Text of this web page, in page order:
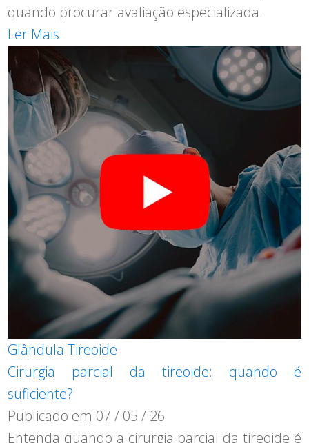
quando procurar avaliação especializada.
Ler Mais
Glândula Tireoide
Cirurgia parcial da tireoide: quando é
suficiente?
Publicado em 07 / 05 / 26
Entenda quando a cirurgia parcial da tireoide é